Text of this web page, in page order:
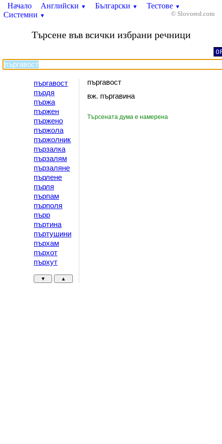
Начало Английски ▼ Български ▼ Тестове ▼
Системни ▼ © Slovored.com
Търсене във всички избрани речници
пъргавост
пърдя
пържа
пържен
пържено
пържола
пържолник
пързалка
пързалям
пързаляне
пърлене
пърля
пърпам
пърполя
пърр
пъртина
пъртушини
пърхам
пърхот
пърхут
▼ ▲
пъргавост
вж. пъргавина
Търсената дума е намерена